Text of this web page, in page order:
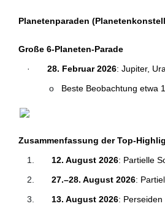
Planetenparaden
Große 6-Planeten-Parade
·
28. Februar 2026: Jupiter,
o
Beste Beobachtung etwa
Zusammenfassung der Top-
1.
12. August 2026: Partielle
2.
27.–28. August 2026:
3.
13. August 2026: